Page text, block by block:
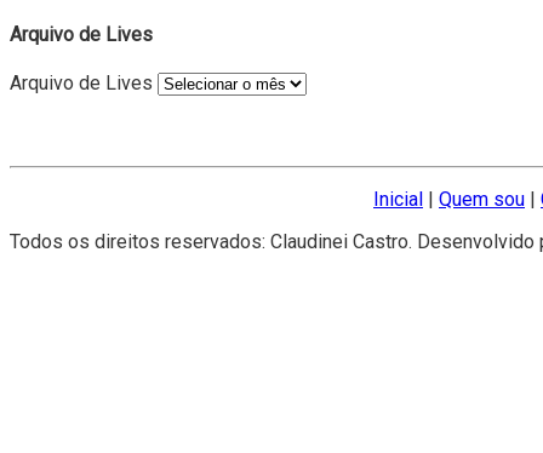
Arquivo de Lives
Arquivo de Lives
Inicial Quem sou
Todos os direitos reservados: Claudinei Castro.